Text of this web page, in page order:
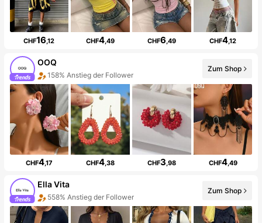
CHF16,12 CHF4,49 CHF6,49 CHF4,12
OOQ
158% Anstieg der Follower
Zum Shop
CHF4,17 CHF4,38 CHF3,98 CHF4,49
Ella Vita
558% Anstieg der Follower
Zum Shop